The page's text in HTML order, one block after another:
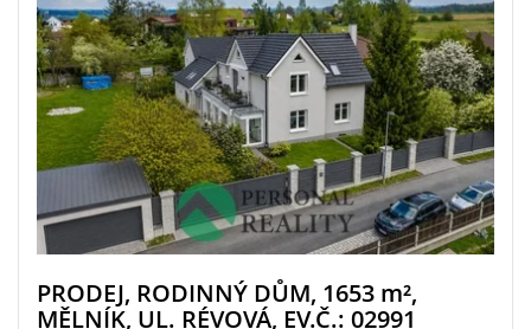
PRODEJ, RODINNÝ DŮM, 1653 m²,
MĚLNÍK, UL. RÉVOVÁ, EV.Č.: 02991